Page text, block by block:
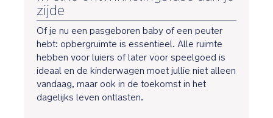
zijde
Of je nu een pasgeboren baby of een peuter
hebt: opbergruimte is essentieel. Alle ruimte
hebben voor luiers of later voor speelgoed is
ideaal en de kinderwagen moet jullie niet alleen
vandaag, maar ook in de toekomst in het
dagelijks leven ontlasten.